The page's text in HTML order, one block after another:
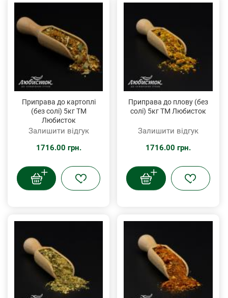
Приправа до картоплі
(без солі) 5кг ТМ
Любисток
Залишити відгук
1716.00 грн.
Приправа до плову (без
солі) 5кг ТМ Любисток
Залишити відгук
1716.00 грн.